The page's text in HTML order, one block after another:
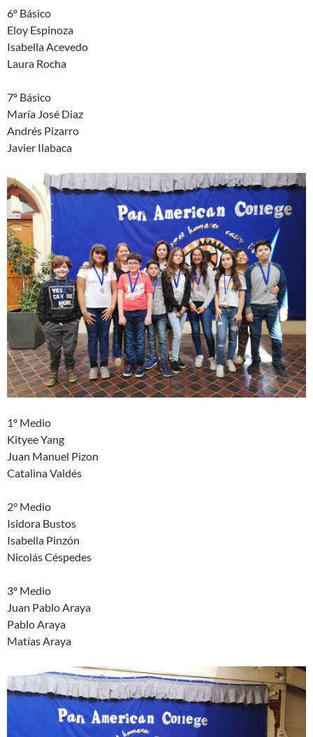
6º Básico
Eloy Espinoza
Isabella Acevedo
Laura Rocha
7º Básico
María José Diaz
Andrés Pizarro
Javier Ilabaca
1º Medio
Kityee Yang
Juan Manuel Pizon
Catalina Valdés
2° Medio
Isidora Bustos
Isabella Pinzón
Nicolás Céspedes
3º Medio
Juan Pablo Araya
Pablo Araya
Matías Araya